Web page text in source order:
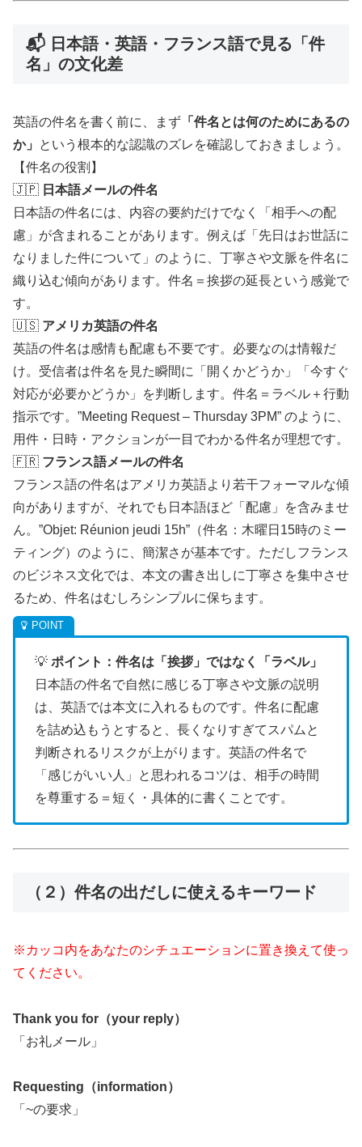
📬 日本語・英語・フランス語で見る「件
名」の文化差
英語の件名を書く前に、まず 「件名とは何のためにあるの
か」
という根本的な認識のズレを確認しておきましょう。
【件名の役割】
🇯🇵 日本語メールの件名
日本語の件名には、内容の要約だけでなく「相手への配
慮」が含まれることがあります。例えば「先日はお世話に
なりました件について」のように、丁寧さや文脈を件名に
織り込む傾向があります。件名＝挨拶の延長という感覚で
す。
🇺🇸 アメリカ英語の件名
英語の件名は感情も配慮も不要です。必要なのは情報だ
け。受信者は件名を見た瞬間に「開くかどうか」「今すぐ
対応が必要かどうか」を判断します。件名＝ラベル＋行動
指示です。”Meeting Request – Thursday 3PM” のように、
用件・日時・アクションが一目でわかる件名が理想です。
🇫🇷 フランス語メールの件名
フランス語の件名はアメリカ英語より若干フォーマルな傾
向がありますが、それでも日本語ほど「配慮」を含みませ
ん。”Objet: Réunion jeudi 15h”（件名：木曜日15時のミー
ティング）のように、簡潔さが基本です。ただしフランス
のビジネス文化では、本文の書き出しに丁寧さを集中させ
るため、件名はむしろシンプルに保ちます。
💡 ポイント：件名は「挨拶」ではなく「ラベル」
日本語の件名で自然に感じる丁寧さや文脈の説明
は、英語では本文に入れるものです。件名に配慮
を詰め込もうとすると、長くなりすぎてスパムと
判断されるリスクが上がります。英語の件名で
「感じがいい人」と思われるコツは、相手の時間
を尊重する＝短く・具体的に書くことです。
（２）件名の出だしに使えるキーワード
※カッコ内をあなたのシチュエーションに置き換えて使っ
てください。
Thank you for（your reply）
「お礼メール」
Requesting（information）
「~の要求」